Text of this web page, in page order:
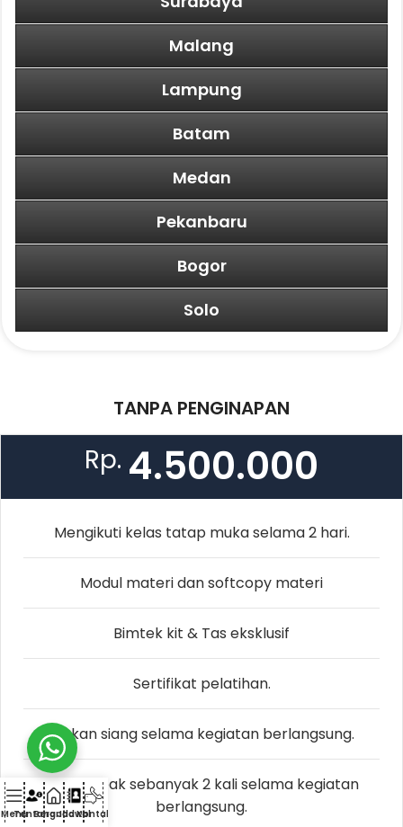
Malang
Lampung
Batam
Medan
Pekanbaru
Bogor
Solo
TANPA PENGINAPAN
Rp. 4.500.000
Mengikuti kelas tatap muka selama 2 hari.
Modul materi dan softcopy materi
Bimtek kit & Tas eksklusif
Sertifikat pelatihan.
Makan siang selama kegiatan berlangsung.
Coffebreak sebanyak 2 kali selama kegiatan
berlangsung.
MenuTentangBerandaJadwalKontak